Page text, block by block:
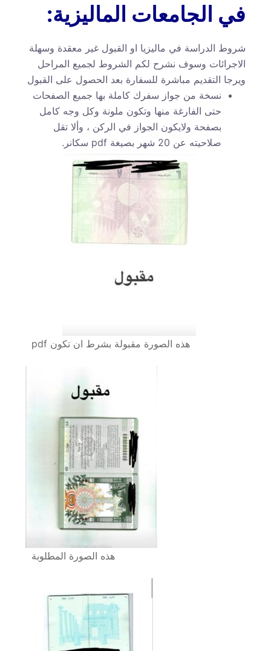
في الجامعات الماليزية:
شروط الدراسة في ماليزيا او القبول غير معقدة وسهلة
الاجرائات وسوف نشرح لكم الشروط لجميع المراحل
ويرجا التقديم مباشرة للسفارة بعد الحصول على القبول
نسخة من جواز سفرك كاملة بها جميع الصفحات
حتى الفارغة منها وتكون ملونة وكل وجه كامل
بصفحة ولايكون الجواز في الركن ، وألا تقل
صلاحيته عن 20 شهر بصيغة pdf سكانر.
هذه الصورة مقبولة بشرط ان تكون pdf
هذه الصورة المطلوبة